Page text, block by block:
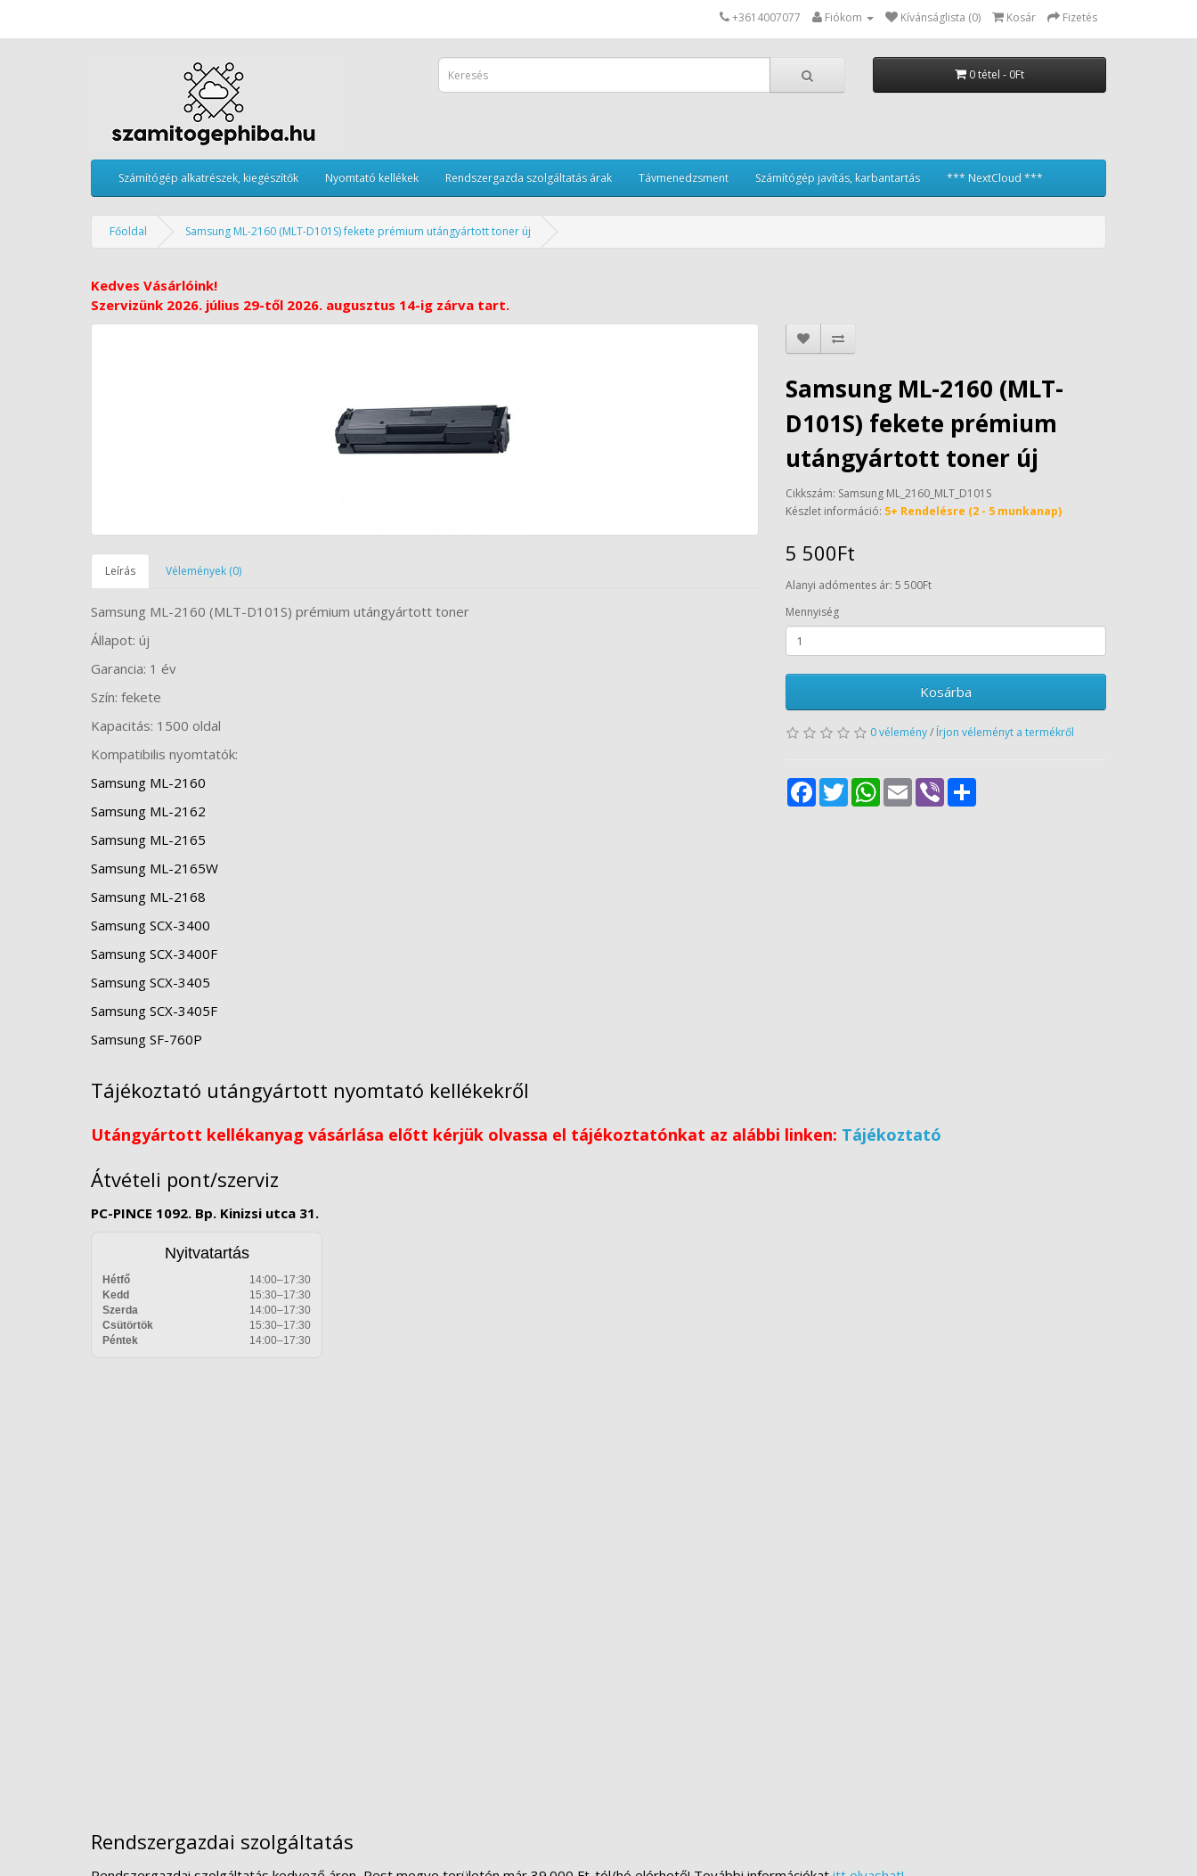
+3614007077 Fiókom Kívánságlista (0) Kosár Fizetés
0 tétel - 0Ft
Számítógép alkatrészek, kiegészítők Nyomtató kellékek Rendszergazda szolgáltatás árak Távmenedzsment Számítógép javítás, karbantartás *** NextCloud ***
Főoldal Samsung ML-2160 (MLT-D101S) fekete prémium utángyártott toner új
Kedves Vásárlóink!
Szervizünk 2026. július 29-től 2026. augusztus 14-ig zárva tart.
Leírás Vélemények (0)
Samsung ML-2160 (MLT-D101S) prémium utángyártott toner
Állapot: új
Garancia: 1 év
Szín: fekete
Kapacitás: 1500 oldal
Kompatibilis nyomtatók:
Samsung ML-2160
Samsung ML-2162
Samsung ML-2165
Samsung ML-2165W
Samsung ML-2168
Samsung SCX-3400
Samsung SCX-3400F
Samsung SCX-3405
Samsung SCX-3405F
Samsung SF-760P
Samsung ML-2160 (MLT-
D101S) fekete prémium
utángyártott toner új
Cikkszám: Samsung ML_2160_MLT_D101S
Készlet információ: 5+ Rendelésre (2 - 5 munkanap)
5 500Ft
Alanyi adómentes ár: 5 500Ft
Mennyiség
Kosárba
0 vélemény/ Írjon véleményt a termékről
FacebookTwitter WhatsApp
Email Viber
Tájékoztató utángyártott nyomtató kellékekről
Utángyártott kellékanyag vásárlása előtt kérjük olvassa el tájékoztatónkat az alábbi linken: Tájékoztató
Átvételi pont/szerviz
PC-PINCE 1092. Bp. Kinizsi utca 31.
Nyitvatartás
Hétfő
14:00–17:30
Kedd
15:30–17:30
Szerda
14:00–17:30
Csütörtök
15:30–17:30
Péntek
14:00–17:30
Rendszergazdai szolgáltatás